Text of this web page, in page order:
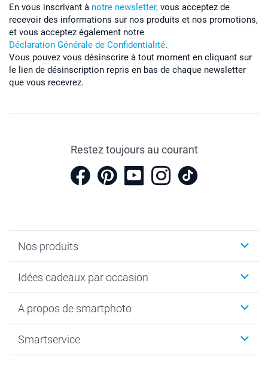
En vous inscrivant à notre newsletter, vous acceptez de
recevoir des informations sur nos produits et nos promotions,
et vous acceptez également notre
Déclaration Générale de Confidentialité.
Vous pouvez vous désinscrire à tout moment en cliquant sur
le lien de désinscription repris en bas de chaque newsletter
que vous recevrez.
Restez toujours au courant
Nos produits
Calendrier photo & Agenda photo
Tirage photo & agrandissement
Faire-part & Cartes
Idées cadeaux par occasion
Anniversaire
Naissance & baptême
A propos de smartphoto
Plan du site
Smartservice